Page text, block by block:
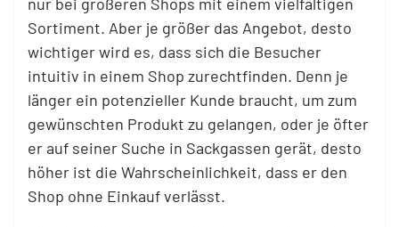
Sortiment. Aber je größer das Angebot, desto
wichtiger wird es, dass sich die Besucher
intuitiv in einem Shop zurechtfinden. Denn je
länger ein potenzieller Kunde braucht, um zum
gewünschten Produkt zu gelangen, oder je öfter
er auf seiner Suche in Sackgassen gerät, desto
höher ist die Wahrscheinlichkeit, dass er den
Shop ohne Einkauf verlässt.